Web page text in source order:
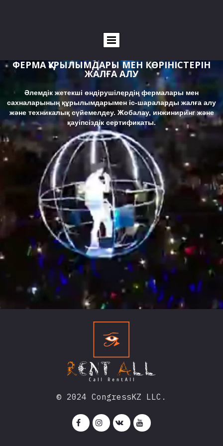
ФЕРМА ҚҰРЫЛЫМДАРЫ МЕН КӨРІНІСТЕРІН
ЖАЛҒА АЛУ
Әлемдік жетекші өндірушілердің фермалары мен
сахналарының құрылымдарымен іс-шараларды жалға алу
және техникалық сүйемелдеу. Жобалау, инжиниринг және
қауіпсіздік сертификаты.
© 2024 CongressKZ LLC.
   